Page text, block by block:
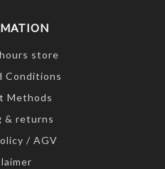
store
Conditions
Methods
& returns
/ AGV